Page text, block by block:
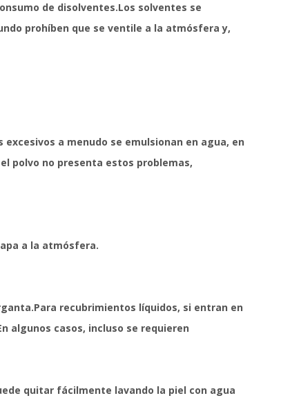
de disolventes.Los solventes se
prohíben que se ventile a la atmósfera y,
a menudo se emulsionan en agua, en
polvo no presenta estos problemas,
a la atmósfera.
recubrimientos líquidos, si entran en
algunos casos, incluso se requieren
quitar fácilmente lavando la piel con agua